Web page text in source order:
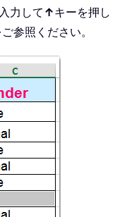
力して ↑キーを押し
参照ください。